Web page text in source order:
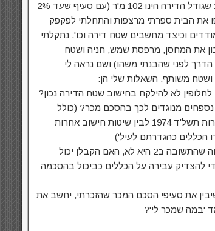
קניתי מקבלן (עדיין בבניה). בהסכם מכר מופיע שגודל הדירה הינו 102 מ'ר (עם סעיף שעד 2%
את הבית ספרתי מרצפות והתחלתי לפקפק
וכיצד מחשבים שטח דירה וכו'. נתקלתי
את המחסן, מרפסת שמש, חניה ושטח
לפני שהבנתי משהו) ושם נראה לי
משותף. השאלות שלי הן:
נספחים מנוגדים לכך בהסכם מכר? (כולל
נספח 'ככל שיש סתירה בין הכללים בצו מכר דירות תשל'ד 1974 לבין שיטות חישוב אחרות
הכללים כהגדרתם לעיל')
3. מאחר וכאמור חתמתי על הסכם המכר ובהנחה שהתשובה ב2 היא לא, האם הקבלן יכול
עבירה על הכללים כביכול בהסכמה
את סעיפי הסכם המכר שהזכרתי, יחשב את
'במה שמכר לי'?